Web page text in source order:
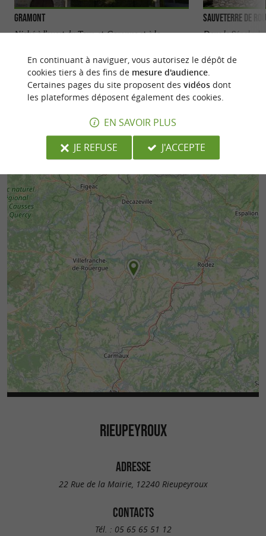
Gramont
Niché à l’ouest du Tarn-et-Garonne et à la
regorge de ...
11,2 km - Gramont
Sauveterre de
Dans le Ségala,
beaux villages de
11,6 km -
RIEUPEYROUX
ADRESSE
22 Rue de la Mairie, 12240 Rieupeyroux
CONTACTS
Tél. : 05 65 65 51 12
En continuant à naviguer, vous autorisez le dépôt de
cookies tiers à des fins de mesure d'audience.
Certaines pages du site proposent des vidéosdont
les plateformes déposent également des cookies.
EN SAVOIR PLUS
JE REFUSE
J'ACCEPTE